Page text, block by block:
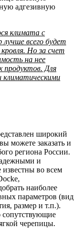
адгезивную
климата с
всего будет
Но за счет
на нее
продуктов. Для
климатическими
широкий
можете заказать и
региона России.
и
во всем
наиболее
параметров (вид
размер и т.п.).
сопутствующие
черепицы.